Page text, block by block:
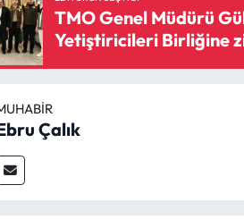
TMO Genel Müdürü
Yetiştiricileri Birliğine
Çalık